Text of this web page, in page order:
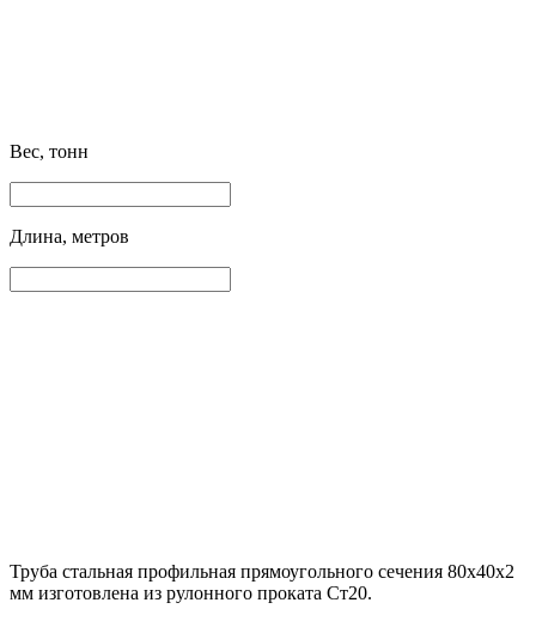
Вес, тонн
Длина, метров
Труба стальная профильная прямоугольного сечения 80х40х2
мм изготовлена из рулонного проката Ст20.